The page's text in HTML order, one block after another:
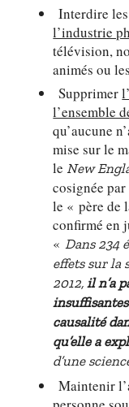
Interdire
l’industrie
télévision,
animés ou
Supprimer
l’ensemble
qu’aucune
mise sur le
le New
cosignée
le « père de
confirmé en
«Dans 234
effets sur la
2012,il n’a
causalité
qu’elle a
d’une
Maintenir